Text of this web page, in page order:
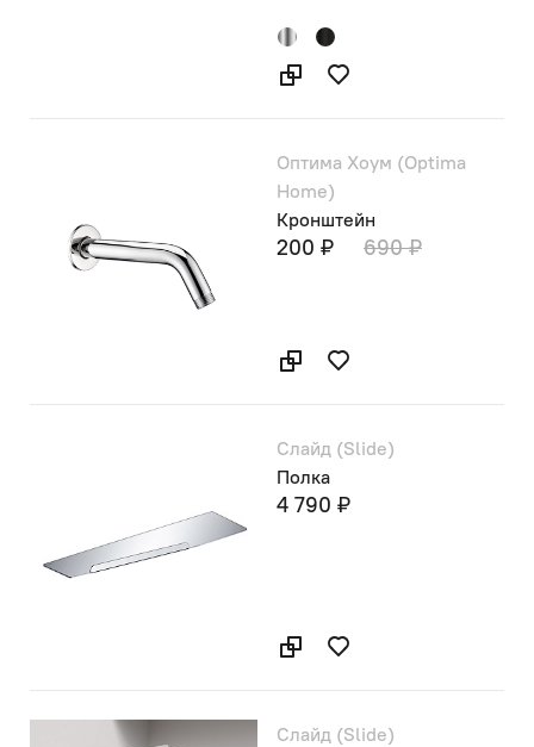
Оптима Хоум (Optima
Home)
Кронштейн
200 ₽ 690 ₽
Слайд (Slide)
Полка
4 790 ₽
Слайд (Slide)